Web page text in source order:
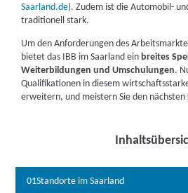
Saarland.de). Zudem ist die Automobil-
traditionell stark.
Um den Anforderungen des
bietet das IBB im Saarland einbreites
Weiterbildungen und Umschulungen.
Qualifikationen in diesem
erweitern, und meistern Sie den
01Standorte im Saarland